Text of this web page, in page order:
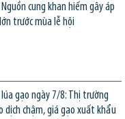
Nguồn cung khan hiếm gây áp
trước mùa lễ hội
lúa gạo ngày 7/8: Thị trường
dịch chậm, giá gạo xuất khẩu